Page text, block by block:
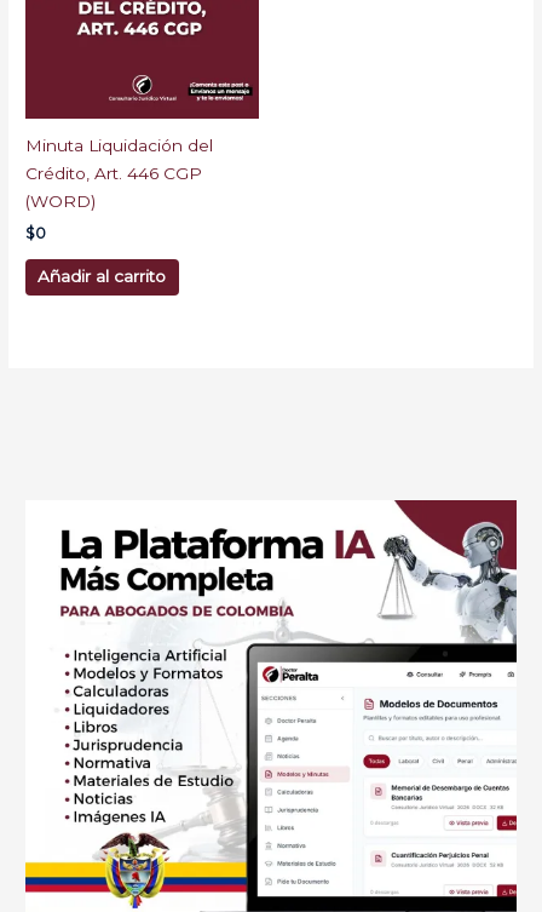
Minuta Liquidación del
Crédito, Art. 446 CGP
(WORD)
$0
Añadir al carrito